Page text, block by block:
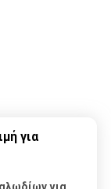
για